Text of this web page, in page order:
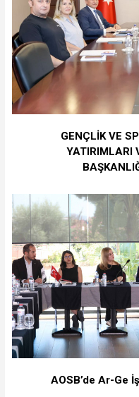
GENÇLİK VE
YATIRIMLARI
AOSB’de Ar-Ge